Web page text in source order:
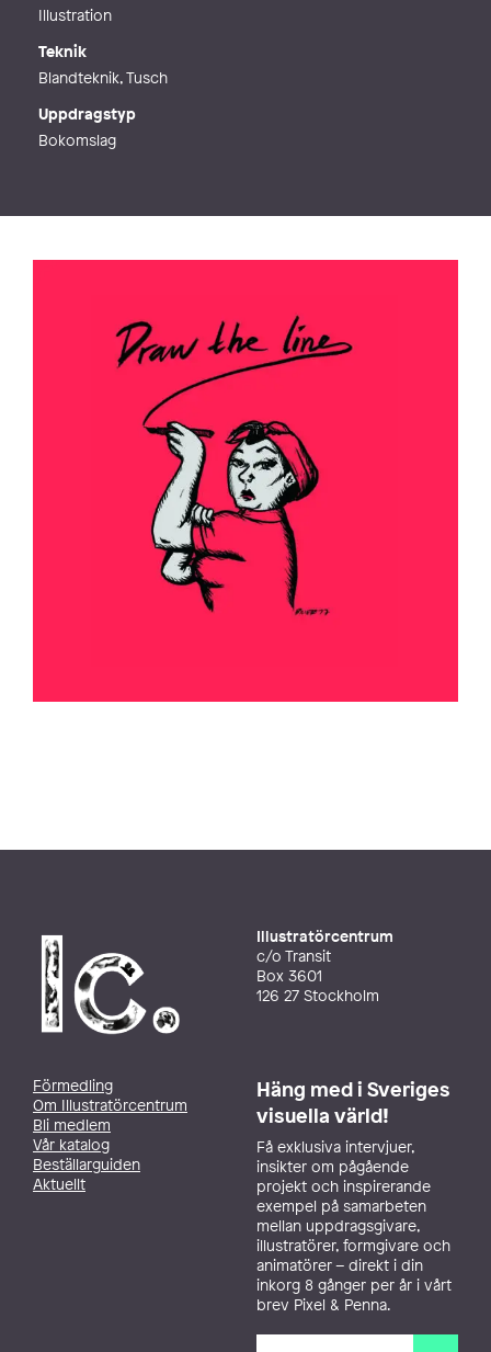
Illustration
Teknik
Blandteknik, Tusch
Uppdragstyp
Bokomslag
Illustratörcentrum
c/o Transit
Box 3601
126 27 Stockholm
Förmedling
Om Illustratörcentrum
Bli medlem
Vår katalog
Beställarguiden
Aktuellt
Häng med i Sveriges
visuella värld!
Få exklusiva intervjuer,
insikter om pågående
projekt och inspirerande
exempel på samarbeten
mellan uppdragsgivare,
illustratörer, formgivare och
animatörer – direkt i din
inkorg 8 gånger per år i vårt
brev Pixel & Penna.